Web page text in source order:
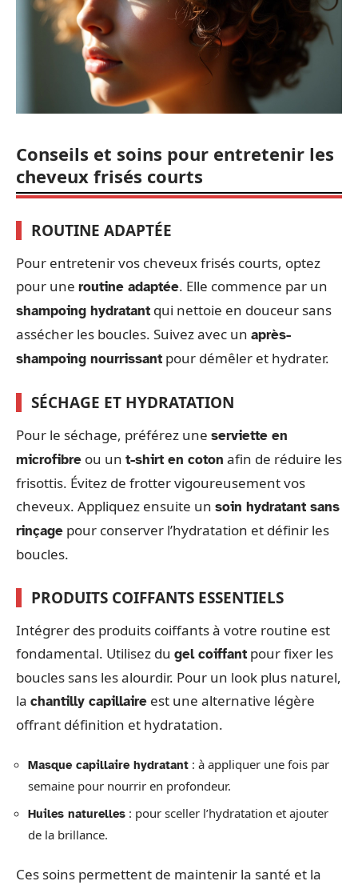
Conseils et soins pour entretenir les
cheveux frisés courts
ROUTINE ADAPTÉE
Pour entretenir vos cheveux frisés courts, optez
pour une routine adaptée. Elle commence par un
shampoing hydratant qui nettoie en douceur sans
assécher les boucles. Suivez avec un après-
shampoing nourrissant pour démêler et hydrater.
SÉCHAGE ET HYDRATATION
Pour le séchage, préférez une serviette en
microfibre ou un t-shirt en coton afin de réduire les
frisottis. Évitez de frotter vigoureusement vos
cheveux. Appliquez ensuite un soin hydratant sans
rinçage pour conserver l’hydratation et définir les
boucles.
PRODUITS COIFFANTS ESSENTIELS
Intégrer des produits coiffants à votre routine est
fondamental. Utilisez du gel coiffant pour fixer les
boucles sans les alourdir. Pour un look plus naturel,
la chantilly capillaire est une alternative légère
offrant définition et hydratation.
Masque capillaire hydratant : à appliquer une fois par
semaine pour nourrir en profondeur.
Huiles naturelles : pour sceller l’hydratation et ajouter
de la brillance.
Ces soins permettent de maintenir la santé et la